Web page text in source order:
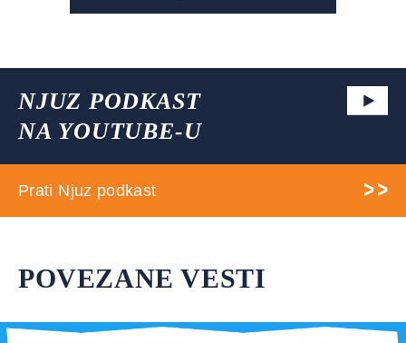
NJUZ PODKAST
NA YOUTUBE-U
Prati Njuz podkast
POVEZANE VESTI